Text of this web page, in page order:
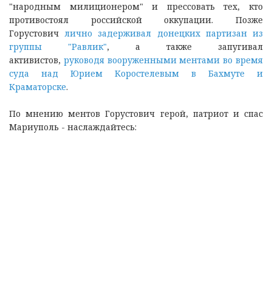
"народным милиционером" и прессовать тех, кто
противостоял российской оккупации. Позже
Горустовичлично задерживал донецких партизан из
группы "Равлик", а также запугивал
активистов, руководя вооруженными ментами во время
суда над Юрием Коростелевым в Бахмуте и
Краматорске.
По мнению ментов Горустович герой, патриот и спас
Мариуполь - наслаждайтесь: